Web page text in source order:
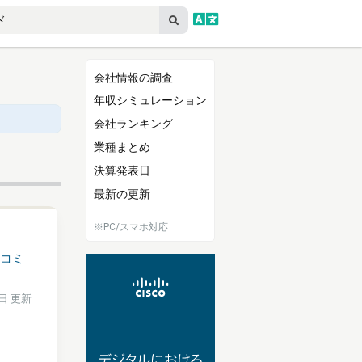
ミ
更新
会社情報の調査
年収シミュレーション
会社ランキング
業種まとめ
決算発表日
最新の更新
※PC/スマホ対応